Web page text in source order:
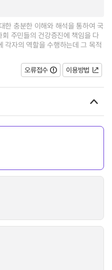
한 충분한 이해와 해석을 통하여 국
주민들의 건강증진에 책임을 다
각자의 역할을 수행하는데 그 목적
오류접수
이용방법